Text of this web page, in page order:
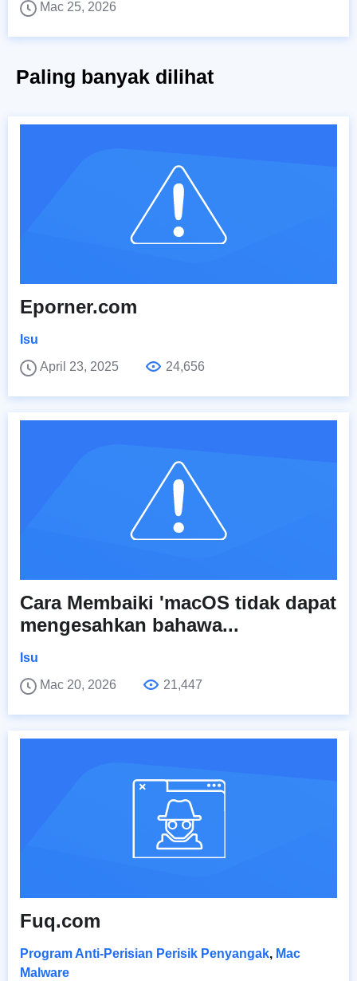
Mac 25, 2026
Paling banyak dilihat
Eporner.com
Isu
April 23, 2025
24,656
Cara Membaiki 'macOS tidak dapat
mengesahkan bahawa...
Isu
Mac 20, 2026
21,447
Fuq.com
Program Anti-Perisian Perisik Penyangak, Mac
Malware